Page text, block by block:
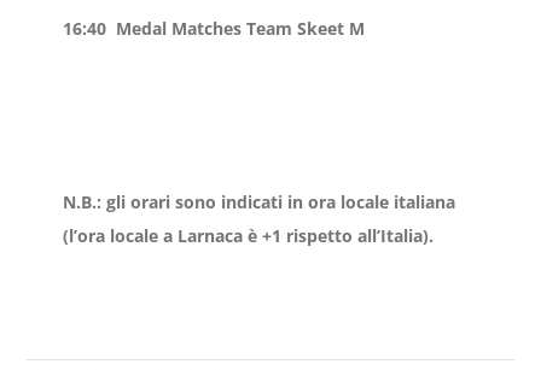
16:40 Medal Matches Team Skeet M
N.B.: gli orari sono indicati in ora locale italiana
(l’ora locale a Larnaca è +1 rispetto all’Italia).